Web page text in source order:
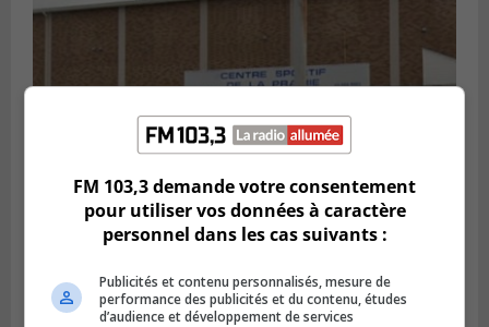
LA PRAIRIE
Publié le 5 août 2026 à 11h59
La Prairie loue des espaces de glace
FM 103,3 demande votre consentement
pour utiliser vos données à caractère
personnel dans les cas suivants :
Publicités et contenu personnalisés, mesure de
performance des publicités et du contenu, études
d’audience et développement de services